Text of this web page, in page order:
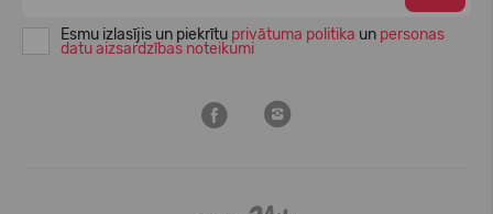
Esmu izlasījis un piekrītu privātuma politika un personas
datu aizsardzības noteikumi